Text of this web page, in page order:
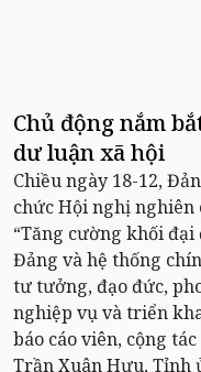
Chủ động nắm
dư luận xã hội
Chiều ngày 18-12,
chức Hội nghị nghiên
“Tăng cường khối
Đảng và hệ thống
tư tưởng, đạo đức,
nghiệp vụ và triển
báo cáo viên, cộng
Trần Xuân Hựu, Tỉnh